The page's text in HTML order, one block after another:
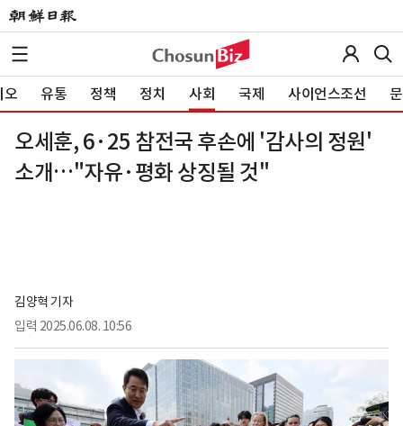
오 유통 정책 정치 사회 국제 사이언스조선
오세훈, 6·25 참전국 후손에 '감사의 정원'
소개…"자유·평화 상징될 것"
김양혁 기자
입력 2025.06.08. 10:56